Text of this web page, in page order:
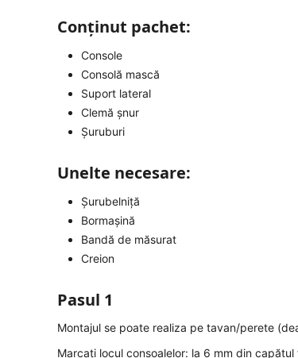
Conținut pachet:
Console
Consolă mască
Suport lateral
Clemă șnur
Șuruburi
Unelte necesare:
Șurubelniță
Bormașină
Bandă de măsurat
Creion
Pasul 1
Montajul se poate realiza pe tavan/perete
Marcați locul consoalelor: la 6 mm din